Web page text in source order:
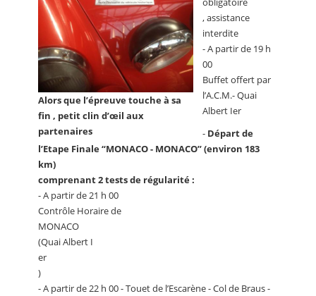
Alors que l’épreuve touche à sa
fin , petit clin d’œil aux
partenaires
, assistance
interdite
- A partir de 19 h
00
Buffet offert par
l’A.C.M.- Quai
Albert Ier
- Départ de
l’Etape Finale “MONACO - MONACO” (environ 183
km)
comprenant 2 tests de régularité :
- A partir de 21 h 00
Contrôle Horaire de
MONACO
(Quai Albert I
er
)
- A partir de 22 h 00 - Touet de l’Escarène - Col de Braus -